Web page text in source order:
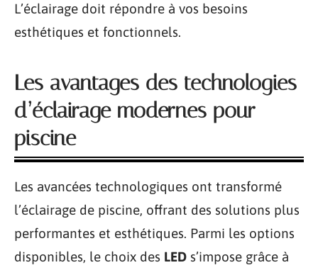
L’éclairage doit répondre à vos besoins
esthétiques et fonctionnels.
Les avantages des technologies
d’éclairage modernes pour
piscine
Les avancées technologiques ont transformé
l’éclairage de piscine, offrant des solutions plus
performantes et esthétiques. Parmi les options
disponibles, le choix des LED s’impose grâce à